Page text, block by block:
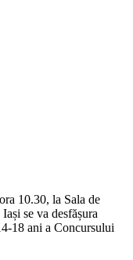
10.30, la Sala de
se va desfășura
18 ani a Concursului